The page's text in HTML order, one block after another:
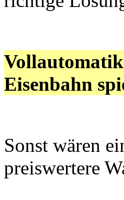
Eisenbahn
Sonst wären
preiswertere